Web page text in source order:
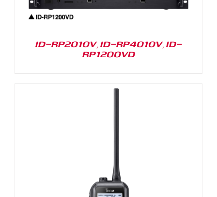
ID-RP2010V, ID-RP4010V, ID-
RP1200VD